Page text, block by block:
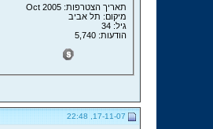
תאריך הצטרפות: Oct 2005
מיקום: תל אביב
גיל: 34
הודעות: 5,740